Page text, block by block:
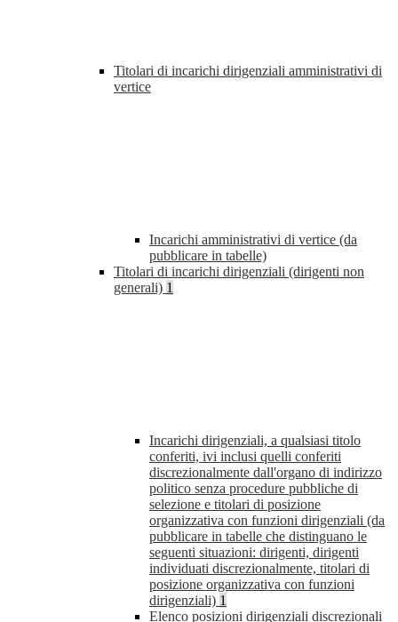
Titolari di incarichi dirigenziali amministrativi di
vertice
Incarichi amministrativi di vertice (da
pubblicare in tabelle)
Titolari di incarichi dirigenziali (dirigenti non
generali) 1
Incarichi dirigenziali, a qualsiasi titolo
conferiti, ivi inclusi quelli conferiti
discrezionalmente dall'organo di indirizzo
politico senza procedure pubbliche di
selezione e titolari di posizione
organizzativa con funzioni dirigenziali (da
pubblicare in tabelle che distinguano le
seguenti situazioni: dirigenti, dirigenti
individuati discrezionalmente, titolari di
posizione organizzativa con funzioni
dirigenziali) 1
Elenco posizioni dirigenziali discrezionali